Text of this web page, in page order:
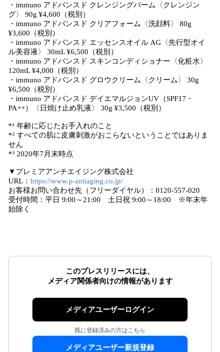
・immuno アドバンスド クレンジングバーム〈クレンジン
グ〉 90g ¥4,600（税別）
・immuno アドバンスド クリアフォーム〈洗顔料〉 80g
¥3,600（税別）
・immuno アドバンスド エッセンスオイル AG〈先行型オイ
ル美容液〉 30mL ¥6,500（税別）
・immuno アドバンスド スキンコンディショナー〈化粧水〉
120mL ¥4,000（税別）
・immuno アドバンスド グロウクリーム〈クリーム〉 30g
¥6,500（税別）
・immuno アドバンスド デイエマルジョンUV（SPF17・
PA++）〈日焼け止め乳液〉 30g ¥3,500（税別）
*¹ 年齢に応じたお手入れのこと
*² すべての肌に皮膚刺激がおこらないということではありま
せん
*³ 2020年7⽉末時点
▼プレミアアンチエイジング株式会社
URL： https://www.p-antiaging.co.jp/
お客様お問い合わせ先（フリーダイヤル）：0120-557-020
受付時間：平日 9:00～21:00 土日祝 9:00～18:00 ※年末年
始除く
このプレスリリースには、
メディア関係者向けの情報があります
メディアユーザーログイン
既に登録済みの方はこちら
メディアユーザー新規登録